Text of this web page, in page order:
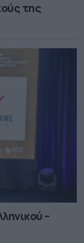
της
–